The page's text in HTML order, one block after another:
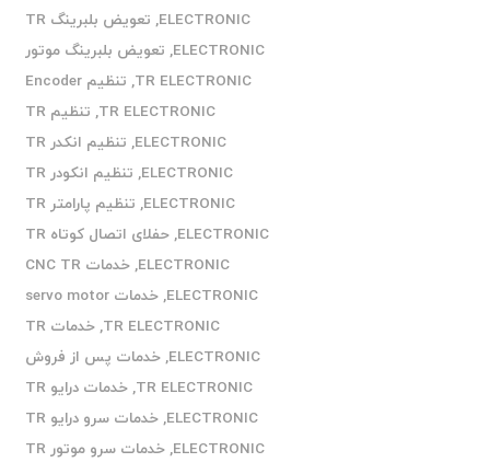
ELECTRONIC
,
تعویض بلبرینگ TR
ELECTRONIC
, تعویض بلبرینگ موتور
TR ELECTRONIC
,
تنظیم Encoder
TR ELECTRONIC
,
تنظیم TR
ELECTRONIC
,
تنظیم انکدر TR
ELECTRONIC
,
تنظیم انکودر TR
ELECTRONIC
,
تنظیم پارامتر TR
ELECTRONIC
,
حفلای اتصال کوتاه TR
ELECTRONIC
,
خدمات CNC TR
ELECTRONIC
,
خدمات servo motor
TR ELECTRONIC
,
خدمات TR
ELECTRONIC
,خدمات پس از فروش
TR ELECTRONIC
,
خدمات درایو TR
ELECTRONIC
,
خدمات سرو درایو TR
ELECTRONIC
,
خدمات سرو موتور TR